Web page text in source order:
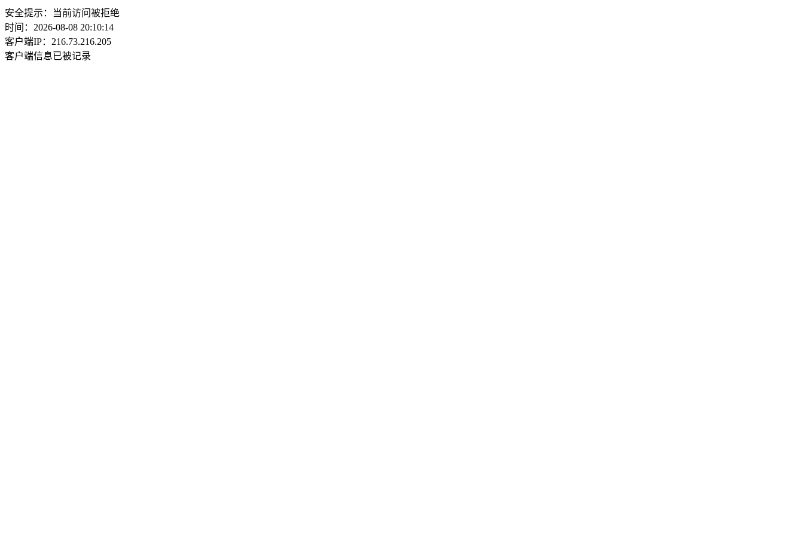
安全提示：当前访问被拒绝
时间：2026-08-08 20:10:14
客户端IP：216.73.216.205
客户端信息已被记录